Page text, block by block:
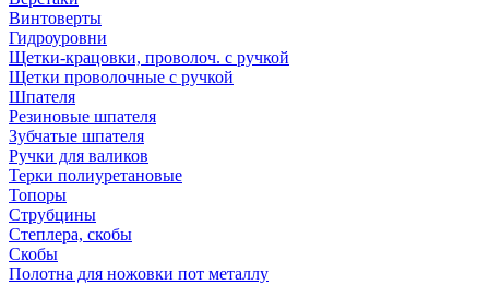
Винтоверты
Гидроуровни
Щетки-крацовки, проволоч. с ручкой
Щетки проволочные с ручкой
Шпателя
Резиновые шпателя
Зубчатые шпателя
Ручки для валиков
Терки полиуретановые
Топоры
Струбцины
Степлера, скобы
Скобы
Полотна для ножовки пот металлу